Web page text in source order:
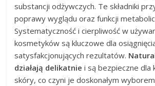
substancji odżywczych. Te składniki
poprawy wyglądu oraz funkcji
Systematyczność i cierpliwość w
kosmetyków są kluczowe dla
satysfakcjonujących rezultatów.
działają delikatnie i są bezpieczne dla
skóry, co czyni je doskonałym